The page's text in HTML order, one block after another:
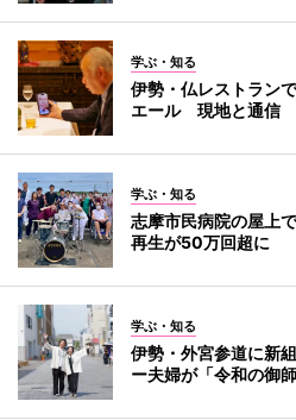
学ぶ・知る
伊勢・仏レストラン
エール 現地と通信
学ぶ・知る
志摩市民病院の屋上
再生が50万回超に
学ぶ・知る
伊勢・外宮参道に新
ー夫婦が「令和の御